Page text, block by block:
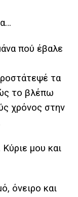
πού έβαλε
τα
το βλέπω
χρόνος στην
μου και
όνειρο και